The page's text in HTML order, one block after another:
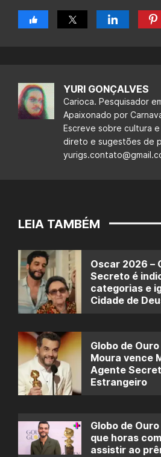
YURI GONÇALVES
Carioca. Pesquisador
Apaixonado por
Escreve sobre cultura
direto e sugestões de
LEIA TAMBÉM
Oscar 2026 –
Secreto é
categorias e
Cidade de
Globo de
Moura vence
Agente
Estrangeiro
Globo de
que horas
assistir ao